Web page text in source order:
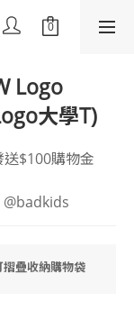
Logo
大學T)
$100購物金
摺疊收納購物袋